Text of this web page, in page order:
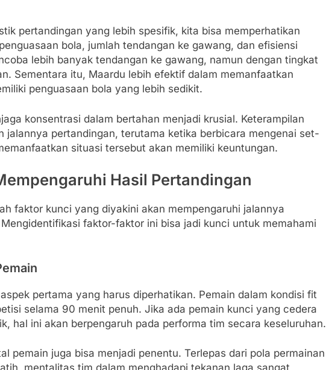
pertandingan yang lebih spesifik, kita bisa memperhatikan
bola, jumlah tendangan ke gawang, dan efisiensi
lebih banyak tendangan ke gawang, namun dengan tingkat
Sementara itu, Maardu lebih efektif dalam memanfaatkan
penguasaan bola yang lebih sedikit.
konsentrasi dalam bertahan menjadi krusial. Keterampilan
jalannya pertandingan, terutama ketika berbicara mengenai set-
situasi tersebut akan memiliki keuntungan.
Hasil Pertandingan
faktor kunci yang diyakini akan mempengaruhi jalannya
faktor-faktor ini bisa jadi kunci untuk memahami
pertama yang harus diperhatikan. Pemain dalam kondisi fit
selama 90 menit penuh. Jika ada pemain kunci yang cedera
hal ini akan berpengaruh pada performa tim secara keseluruhan.
pemain juga bisa menjadi penentu. Terlepas dari pola permainan